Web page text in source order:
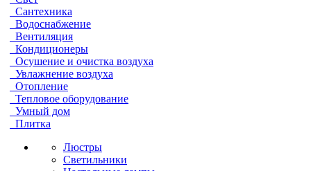
Сантехника
Водоснабжение
Вентиляция
Кондиционеры
Осушение и очистка воздуха
Увлажнение воздуха
Отопление
Тепловое оборудование
Умный дом
Плитка
Люстры
Светильники